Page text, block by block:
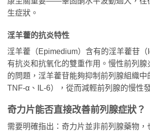
生症狀。
淫羊藿的抗炎特性
淫羊藿（Epimedium）含有的淫羊藿苷
有抗炎和抗氧化的雙重作用。慢性前列腺
的問題，淫羊藿苷能夠抑制前列腺組織中
TNF-α、IL-6），從而減輕前列腺的慢性
奇力片能否直接改善前列腺症狀？
需要明確指出：奇力片並非前列腺藥物，